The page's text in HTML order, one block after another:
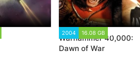
2004 16.08 GB
Warhammer 40,000:
Dawn of War